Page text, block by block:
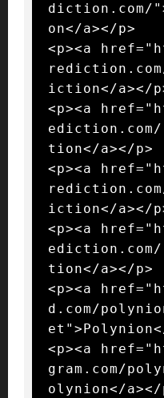
diction.com/
on</a></p>
<p><a
iction</a></
<p><a
tion</a></p>
<p><a
iction</a></
<p><a
tion</a></p>
<p><a
d.com/
<p><a
gram.com/
olynion</a></